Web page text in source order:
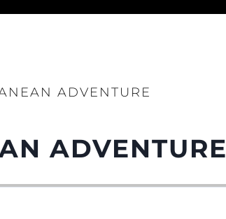
ADVENTURE
ADVENTURE